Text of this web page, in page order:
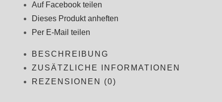
Auf Facebook teilen
Dieses Produkt anheften
Per E-Mail teilen
BESCHREIBUNG
ZUSÄTZLICHE INFORMATIONEN
REZENSIONEN (0)